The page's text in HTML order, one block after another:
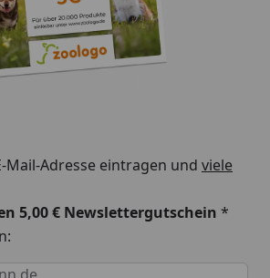
Mail-Adresse eintragen und viele
5,00 € Newslettergutschein *